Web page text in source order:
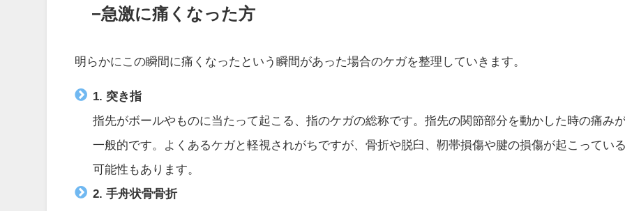
−急激に痛くなった方
明らかにこの瞬間に痛くなったという瞬間があった場合のケガを整理していきます。
1. 突き指
指先がボールやものに当たって起こる、指のケガの総称です。指先の関節部分を動かした時の痛み
一般的です。よくあるケガと軽視されがちですが、骨折や脱臼、靭帯損傷や腱の損傷が起こっている
可能性もあります。
2. 手舟状骨骨折